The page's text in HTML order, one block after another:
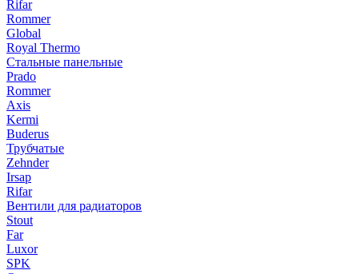
Rifar
Rommer
Global
Royal Thermo
Стальные панельные
Prado
Rommer
Axis
Kermi
Buderus
Трубчатые
Zehnder
Irsap
Rifar
Вентили для радиаторов
Stout
Far
Luxor
SPK